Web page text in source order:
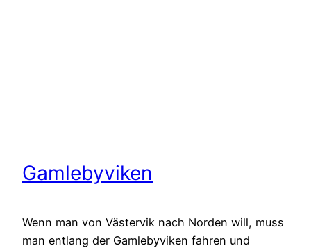
Gamlebyviken
Wenn man von Västervik nach Norden will, muss
man entlang der Gamlebyviken fahren und